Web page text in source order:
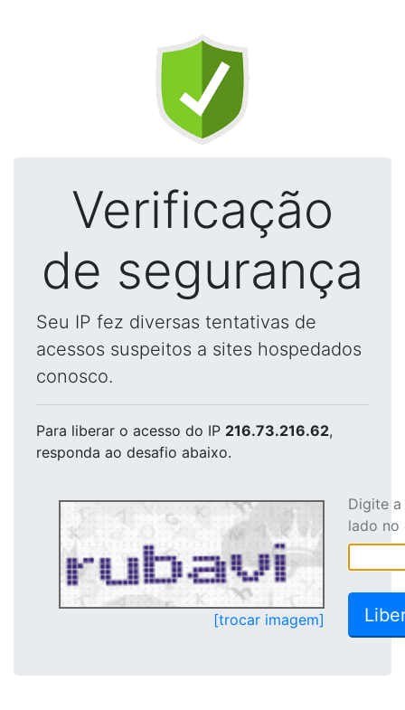
Verificação
de segurança
Seu IP fez diversas tentativas de
acessos suspeitos a sites hospedados
conosco.
Para liberar o acesso do IP 216.73.216.62,
responda ao desafio abaixo.
[trocar imagem]
Digite
lado no